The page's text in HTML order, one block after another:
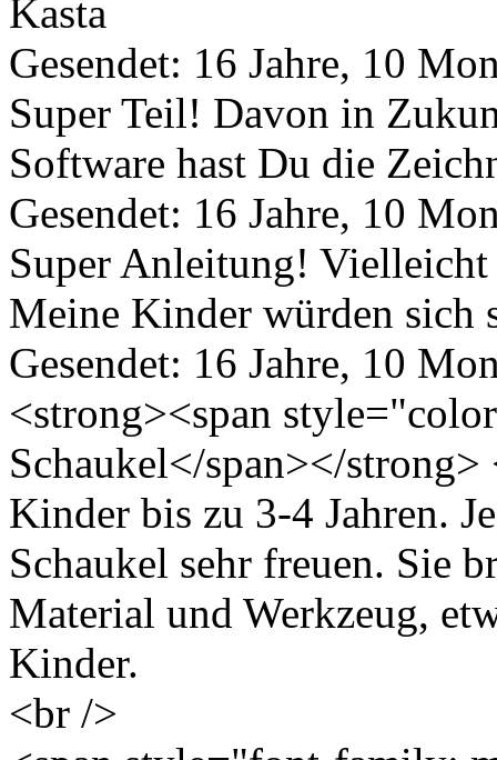
Kasta
Gesendet: 16 Jahre, 10
Super Teil! Davon in
Software hast Du die
Gesendet: 16 Jahre, 10
Super Anleitung!
Meine Kinder würden
Gesendet: 16 Jahre, 10
<strong><span
Schaukel</span></
Kinder bis zu 3-4 Jahren.
Schaukel sehr freuen. Sie
Material und Werkzeug,
Kinder.
<br />